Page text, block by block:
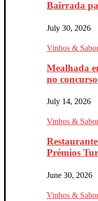
Bairrada
July 30, 2026
Vinhos &
Mealhada
no
July 14, 2026
Vinhos &
Prémios
June 30, 2026
Vinhos &